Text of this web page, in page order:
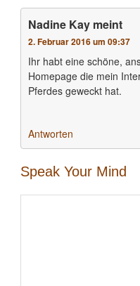
Nadine Kay meint
2. Februar 2016 um 09:37
Ihr habt eine schöne,
Homepage die mein
Pferdes geweckt hat.
Antworten
Speak Your Mind